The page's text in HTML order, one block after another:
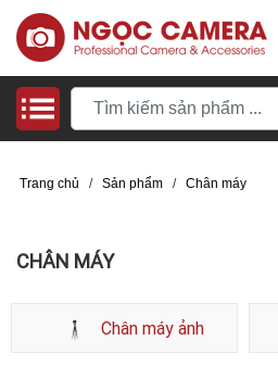
Trang chủ / Sản phẩm / Chân máy
CHÂN MÁY
Chân máy ảnh